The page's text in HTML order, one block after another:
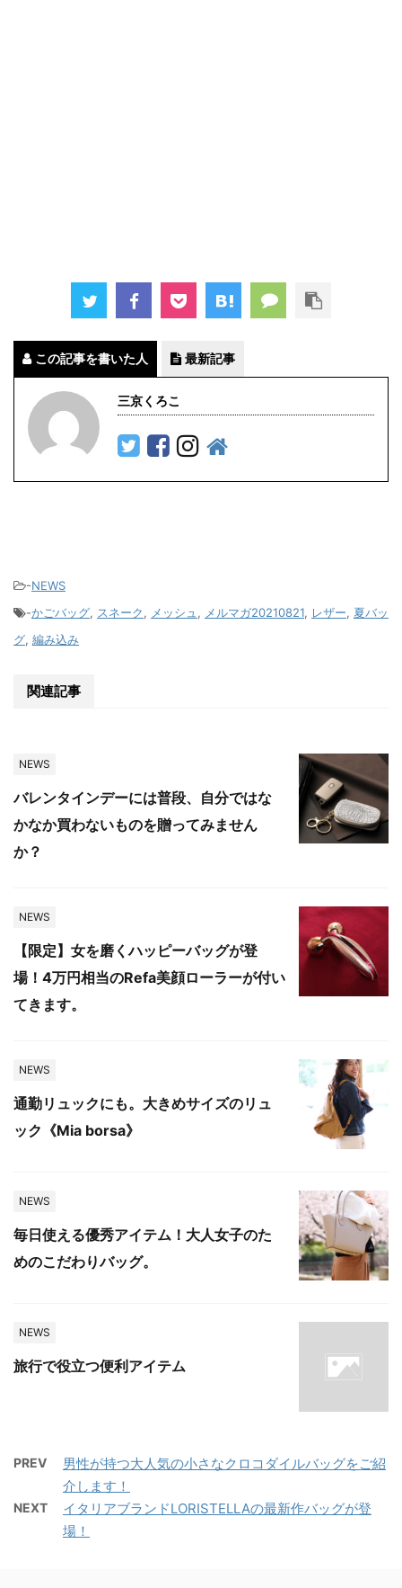
この記事を書いた人 最新記事
三京くろこ
-NEWS
-かごバッグ, スネーク, メッシュ , メルマガ20210821, レザー, 夏バッ
グ, 編み込み
関連記事
NEWS
バレンタインデーには普段、自分ではな
かなか買わないものを贈ってみません
か？
NEWS
【限定】女を磨くハッピーバッグが登
場！4万円相当のRefa美顔ローラーが付い
てきます。
NEWS
通勤リュックにも。大きめサイズのリュ
ック《Mia borsa》
NEWS
毎日使える優秀アイテム！大人女子のた
めのこだわりバッグ。
NEWS
旅行で役立つ便利アイテム
PREV
男性が持つ大人気の小さなクロコダイルバッグをご紹
介します！
NEXT
イタリアブランドLORISTELLAの最新作バッグが登
場！